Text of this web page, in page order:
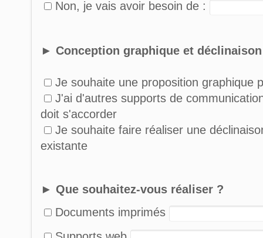
Non, je vais avoir besoin de :
► Conception graphique et déclinaison
Je souhaite une proposition graphique
J'ai d'autres supports de
doit s'accorder
Je souhaite faire réaliser une
existante
► Que souhaitez-vous réaliser ?
Documents imprimés